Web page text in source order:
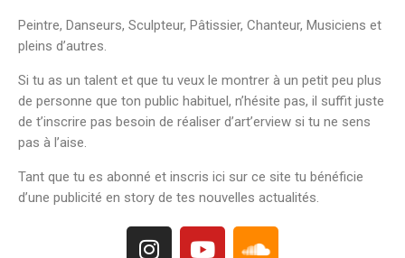
Peintre, Danseurs, Sculpteur, Pâtissier, Chanteur, Musiciens et
pleins d’autres.
Si tu as un talent et que tu veux le montrer à un petit peu plus
de personne que ton public habituel, n’hésite pas, il suffit juste
de t’inscrire pas besoin de réaliser d’art’erview si tu ne sens
pas à l’aise.
Tant que tu es abonné et inscris ici sur ce site tu bénéficie
d’une publicité en story de tes nouvelles actualités.